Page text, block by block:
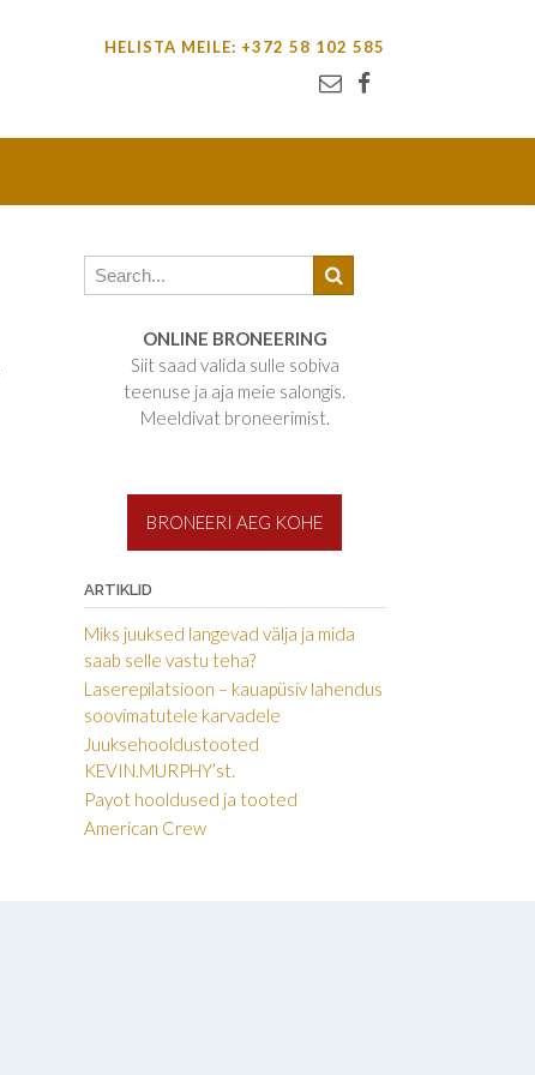
HELISTA MEILE: +372 58 102 585
ONLINE BRONEERING
Siit saad valida sulle sobiva
teenuse ja aja meie salongis.
Meeldivat broneerimist.
BRONEERI AEG KOHE
ARTIKLID
Miks juuksed langevad välja ja mida
saab selle vastu teha?
Laserepilatsioon – kauapüsiv lahendus
soovimatutele karvadele
Juuksehooldustooted
KEVIN.MURPHY’st.
Payot hooldused ja tooted
American Crew